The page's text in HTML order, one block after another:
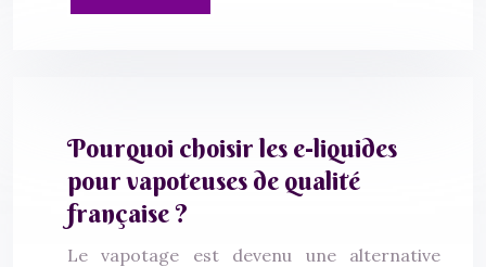
Pourquoi choisir les e-liquides
pour vapoteuses de qualité
française ?
Le vapotage est devenu une alternative